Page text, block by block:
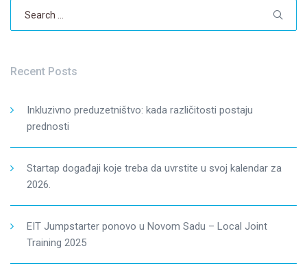
Recent Posts
Inkluzivno preduzetništvo: kada različitosti postaju
prednosti
Startap događaji koje treba da uvrstite u svoj kalendar za
2026.
EIT Jumpstarter ponovo u Novom Sadu – Local Joint
Training 2025